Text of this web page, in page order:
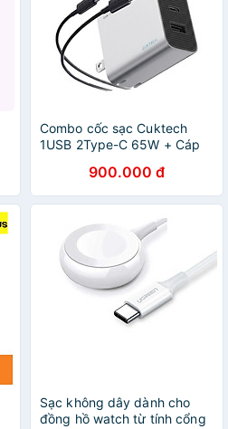
Combo cốc sạc Cuktech
1USB 2Type-C 65W + Cáp
AD653C - Hàng chính hãng
900.000 đ
Sạc không dây dành cho
đồng hồ watch từ tính cổng